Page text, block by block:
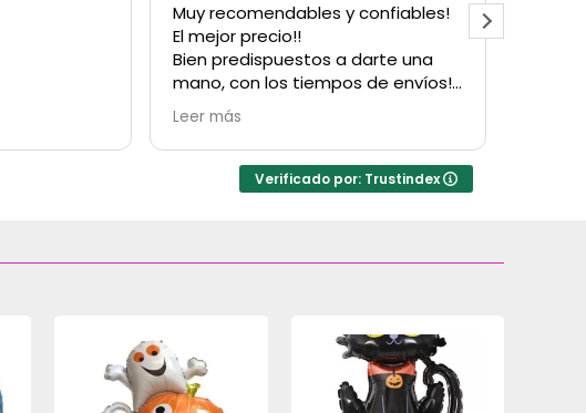
Muy recomendables y confiables!
El mejor precio!!
Bien predispuestos a darte una
mano, con los tiempos de envíos!
Obvio que vuelvo a comprarles!
Gracias!
Leer más
Verificado por: Trustindex